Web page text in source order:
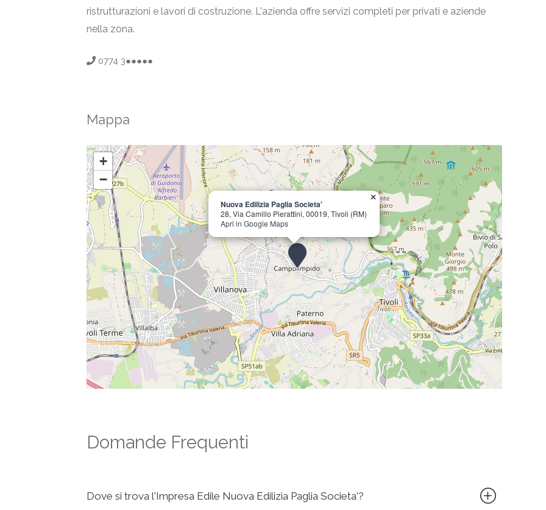
ristrutturazioni e lavori di costruzione. L'azienda offre servizi completi per privati e aziende
nella zona.
0774 3●●●●●
Mappa
Nuova Edilizia Paglia Societa'
28, Via Camillo Pierattini, 00019, Tivoli (RM)
Apri in Google Maps
×
+
−
Domande Frequenti
Dove si trova l'Impresa Edile Nuova Edilizia Paglia Societa'?